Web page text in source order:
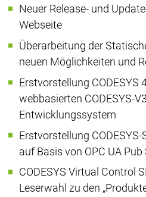
Neuer Release- und
Webseite
Überarbeitung der
neuen Möglichkeiten und
Erstvorstellung CODESYS
webbasierten CODESYS-
Entwicklungssystem
Erstvorstellung
auf Basis von OPC UA Pub
CODESYS Virtual Control
Leserwahl zu den